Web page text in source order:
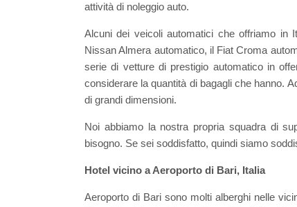
attività di noleggio auto.
Alcuni dei veicoli automatici che offriamo in
Nissan Almera automatico, il Fiat Croma
serie di vetture di prestigio automatico in
considerare la quantità di bagagli che hanno.
di grandi dimensioni.
Noi abbiamo la nostra propria squadra di
bisogno. Se sei soddisfatto, quindi siamo
Hotel vicino a Aeroporto di Bari, Italia
Aeroporto di Bari sono molti alberghi nelle